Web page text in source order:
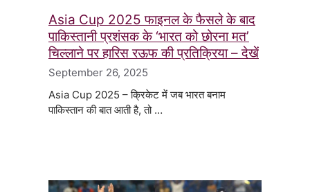
Asia Cup 2025 फाइनल के फैसले के बाद
पाकिस्तानी प्रशंसक के ‘भारत को छोरना मत’
चिल्लाने पर हारिस रऊफ की प्रतिक्रिया – देखें
September 26, 2025
Asia Cup 2025 – क्रिकेट में जब भारत बनाम
पाकिस्तान की बात आती है, तो …